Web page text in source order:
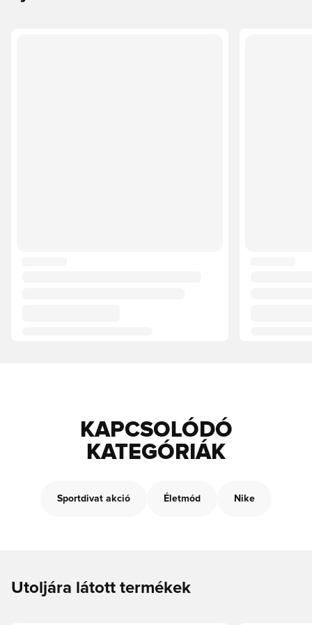
KAPCSOLÓDÓ
KATEGÓRIÁK
Sportdivat akció Életmód Nike
Utoljára látott termékek